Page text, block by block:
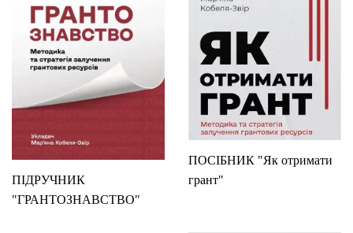
ПОСІБНИК "Як отримати
грант"
ПІДРУЧНИК
"ГРАНТОЗНАВСТВО"